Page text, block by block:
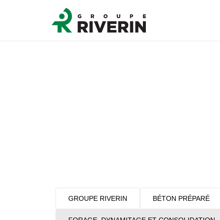
GROUPE RIVERIN BÉTON PRÉPARÉ